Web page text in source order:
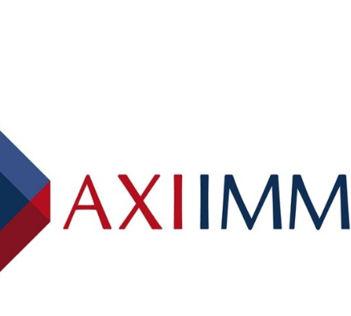
Szczecin i okolice